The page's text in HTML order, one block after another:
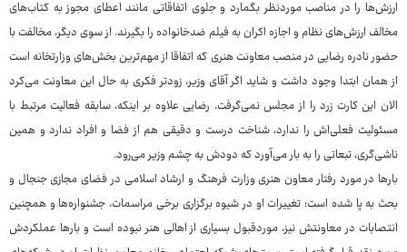
ارزش‌ها را در مناصب موردنظر بگمارد و جلوی اتفاقاتی مانند اعطای مجوز به کتاب‌های
مخالف ارزش‌های نظام و اجازه اکران به فیلم ضدخانواده را بگیرند. از سوی دیگر، مخالفت با
حضور نادره رضایی در منصب معاونت هنری که اتفاقا از مهم‌ترین بخش‌‎های وزارتخانه است
از همان ابتدا وجود داشت و شاید اگر آقای وزیر، زودتر فکری به حال این معاونت می‏‌کرد
الان این کارت زرد را از مجلس نمی‌‏گرفت. رضایی علاوه بر اینکه، سابقه فعالیت مرتبط با
مسئولیت فعلی‌اش را ندارد، شناخت درست و دقیقی هم از فضا و افراد ندارد و همین
ناشی‌گری، تبعاتی را به بار می‌آورد که دودش به چشم وزیر می‌رود.
بارها در مورد رفتار معاون هنری وزارت فرهنگ و ارشاد اسلامی در فضای مجازی جنجال و
بحث به پا شده است؛ تغییرات او در شیوه برگزاری برخی مراسمات، جشنواره‌ها و همچنین
انتصابات در معاونتش نیز، موردقبول بسیاری از اهالی هنر نبوده است و بارها عملکردش